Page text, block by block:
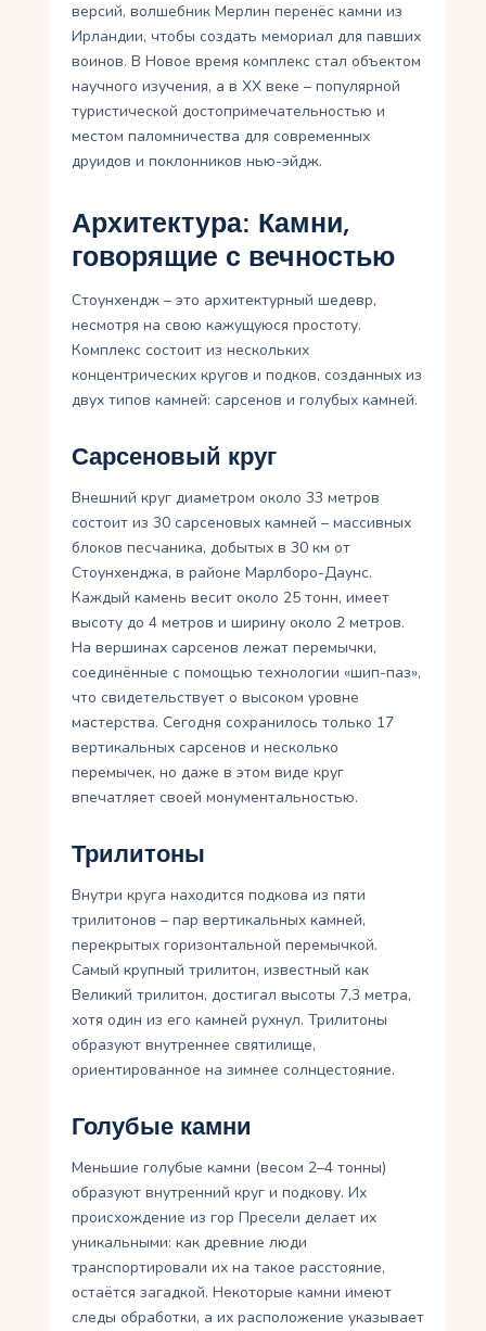
версий, волшебник Мерлин перенёс камни из
Ирландии, чтобы создать мемориал для павших
воинов. В Новое время комплекс стал объектом
научного изучения, а в XX веке – популярной
туристической достопримечательностью и
местом паломничества для современных
друидов и поклонников нью-эйдж.
Архитектура: Камни,
говорящие с вечностью
Стоунхендж – это архитектурный шедевр,
несмотря на свою кажущуюся простоту.
Комплекс состоит из нескольких
концентрических кругов и подков, созданных из
двух типов камней: сарсенов и голубых камней.
Сарсеновый круг
Внешний круг диаметром около 33 метров
состоит из 30 сарсеновых камней – массивных
блоков песчаника, добытых в 30 км от
Стоунхенджа, в районе Марлборо-Даунс.
Каждый камень весит около 25 тонн, имеет
высоту до 4 метров и ширину около 2 метров.
На вершинах сарсенов лежат перемычки,
соединённые с помощью технологии «шип-паз»,
что свидетельствует о высоком уровне
мастерства. Сегодня сохранилось только 17
вертикальных сарсенов и несколько
перемычек, но даже в этом виде круг
впечатляет своей монументальностью.
Трилитоны
Внутри круга находится подкова из пяти
трилитонов – пар вертикальных камней,
перекрытых горизонтальной перемычкой.
Самый крупный трилитон, известный как
Великий трилитон, достигал высоты 7,3 метра,
хотя один из его камней рухнул. Трилитоны
образуют внутреннее святилище,
ориентированное на зимнее солнцестояние.
Голубые камни
Меньшие голубые камни (весом 2–4 тонны)
образуют внутренний круг и подкову. Их
происхождение из гор Пресели делает их
уникальными: как древние люди
транспортировали их на такое расстояние,
остаётся загадкой. Некоторые камни имеют
следы обработки, а их расположение указывает